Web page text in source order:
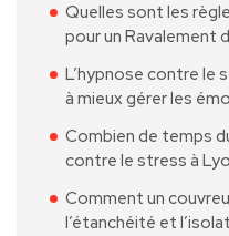
Quelles sont les
pour un Ravalement
L’hypnose contre le
à mieux gérer les
Combien de temps
contre le stress à
Comment un
l’étanchéité et